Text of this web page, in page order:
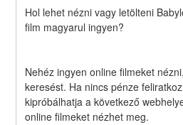
Hol lehet nézni vagy letölteni
film magyarul ingyen?
Nehéz ingyen online filmeket
keresést. Ha nincs pénze
kipróbálhatja a következő
online filmeket nézhet meg.